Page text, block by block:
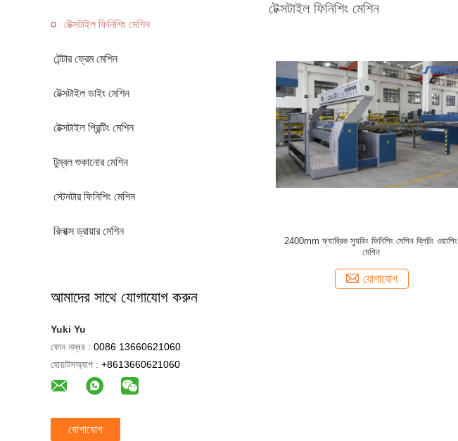
টেক্সটাইল ফিনিশিং মেশিন
টেন্টার ফ্রেম মেশিন
টেক্সটাইল ডাইং মেশিন
টেক্সটাইল প্রিন্টিং মেশিন
টুম্বল শুকানোর মেশিন
স্টেনটার ফিনিশিং মেশিন
রিলাক্স ড্রায়ার মেশিন
আমাদের সাথে যোগাযোগ করুন
Yuki Yu
ফোন নম্বর : 0086 13660621060
হোয়াটসঅ্যাপ : +8613660621060
যোগাযোগ
টেক্সটাইল ফিনিশিং মেশিন
2400mm ফ্যাব্রিক স্যুডিং ফিনিশিং মেশিন ব্লিচিং ওয়াশিং
মেশিন
যোগাযোগ